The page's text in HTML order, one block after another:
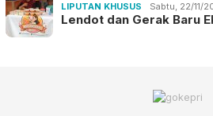
LIPUTAN KHUSUS Sabtu, 22/11/
Lendot dan Gerak Baru